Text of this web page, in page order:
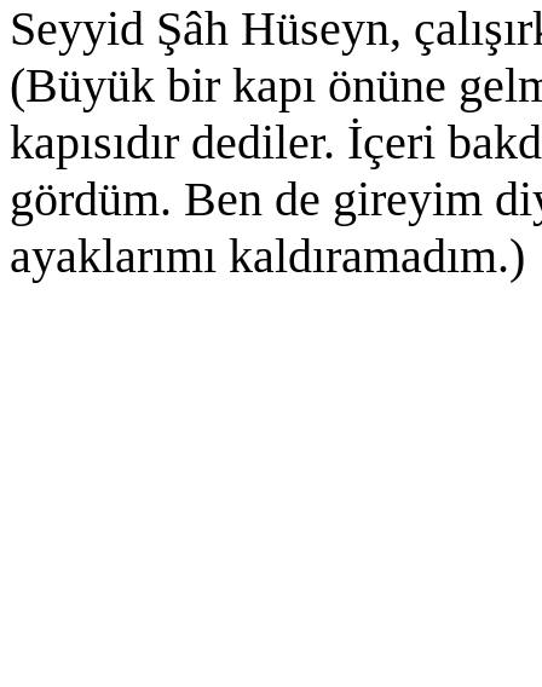
Seyyid Şâh Hüseyn,
(Büyük bir kapı önüne
kapısıdır dediler. İçeri
gördüm. Ben de gireyim
ayaklarımı kaldıramadım.)